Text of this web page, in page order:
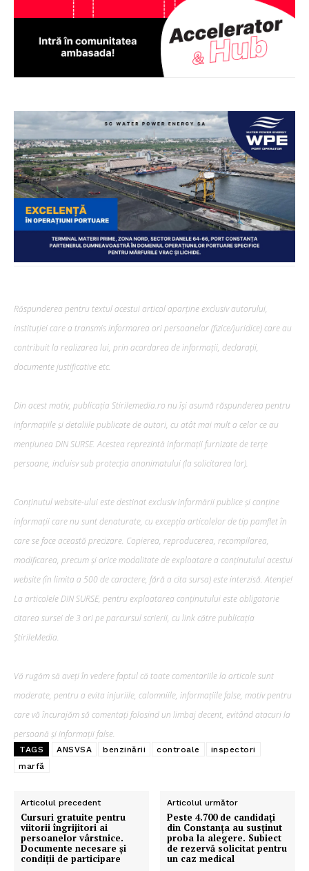
Răspunderea pentru textul acestui articol aparține exclusiv autorului,
instituției care a transmis informarea ori persoanelor (fizice/juridice) care au
contribuit la realizarea lui, prin acordarea de informații, declarații,
documente justificative etc.
Din acest motiv, publicația Stirilemedia.ro nu își asumă răspunderea pentru
informațiile și detaliile publicate de autori, cu atât mai mult a celor ce au
mențiunea DIN SURSE. Acestea reprezintă informații furnizate de terțe
persoane, incluisv sub protecția anonimatului (la solicitarea lor).
Conținutul website-ului este destinat exclusiv informării publice și conține
informații care nu sunt denaturate, cu excepția articolelor de tip pamflet în
care se face această precizare. Copierea, reproducerea, recompilarea,
modificarea, precum şi orice modalitate de exploatare a conținutului acestui
website (în limita a 500 de caractere, fără a cita sursa) este interzisă. Atenție!
La articolele DIN SURSE, pentru exploatarea conținutului este obligatorie
citarea sursei de 3 ori pe parcursul scrierii, cu link către publicația
ȘtirileMedia.
Vă rugăm să aveți în vedere faptul că toate comentariile la articole sunt
moderate, pentru a evita injuriile, calomniile, informațiile false, motiv pentru
care vă încurajăm să comentați folosind un limbaj decent, evitând atacuri la
persoană și informații false.
TAGS ANSVSA benzinării controale
inspectori
marfă
Articolul precedent
Cursuri gratuite pentru
viitorii îngrijitori ai
persoanelor vârstnice.
Documente necesare și
condiții de participare
Articolul următor
Peste 4.700 de candidați
din Constanța au susținut
proba la alegere. Subiect
de rezervă solicitat pentru
un caz medical